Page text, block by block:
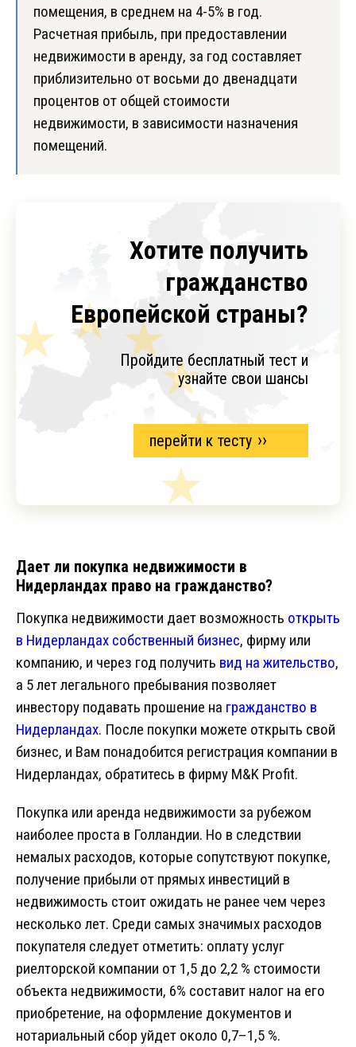
помещения, в среднем на 4-5% в год.
Расчетная прибыль, при предоставлении
недвижимости в аренду, за год составляет
приблизительно от восьми до двенадцати
процентов от общей стоимости
недвижимости, в зависимости назначения
помещений.
Хотите получить
гражданство
Европейской страны?
Пройдите бесплатный тест и
узнайте свои шансы
перейти к тесту
Дает ли покупка недвижимости в
Нидерландах право на гражданство?
Покупка недвижимости дает возможность открыть
в Нидерландах собственный бизнес, фирму или
компанию, и через год получить вид на жительство,
а 5 лет легального пребывания позволяет
инвестору подавать прошение на гражданство в
Нидерландах. После покупки можете открыть свой
бизнес, и Вам понадобится регистрация компании в
Нидерландах, обратитесь в фирму M&K Profit.
Покупка или аренда недвижимости за рубежом
наиболее проста в Голландии. Но в следствии
немалых расходов, которые сопутствуют покупке,
получение прибыли от прямых инвестиций в
недвижимость стоит ожидать не ранее чем через
несколько лет. Среди самых значимых расходов
покупателя следует отметить: оплату услуг
риелторской компании от 1,5 до 2,2 % стоимости
объекта недвижимости, 6% составит налог на его
приобретение, на оформление документов и
нотариальный сбор уйдет около 0,7–1,5 %.